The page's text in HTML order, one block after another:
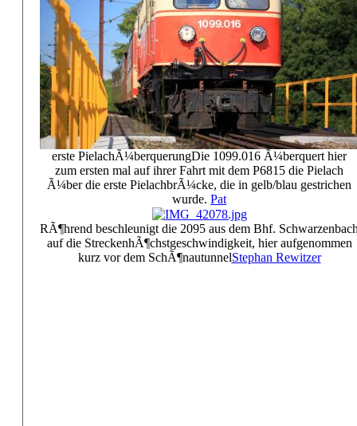
erste PielachÃ¼berquerungDie 1099.016 Ã¼berquert hier
zum ersten mal auf ihrer Fahrt mit dem P6815 die Pielach
Ã¼ber die erste PielachbrÃ¼cke, die in gelb/blau gestrichen
wurde. Pat
RÃ¶hrend beschleunigt die 2095 aus dem Bhf.
auf die StreckenhÃ¶chstgeschwindigkeit, hier aufgenommen
kurz vor dem SchÃ¶nautunnelStephan Rewitzer